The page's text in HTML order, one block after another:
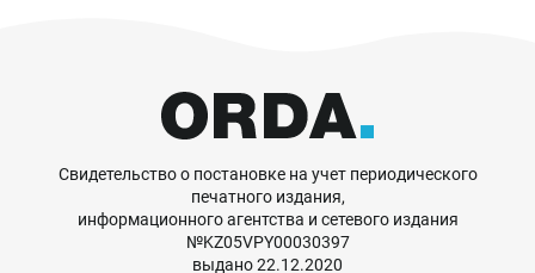
Свидетельство о постановке на учет периодического
печатного издания,
информационного агентства и сетевого издания
№KZ05VPY00030397
выдано 22.12.2020